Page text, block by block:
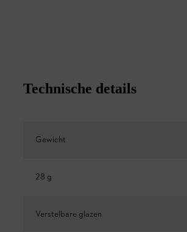
Technische details
Gewicht
28 g
Verstelbare glazen